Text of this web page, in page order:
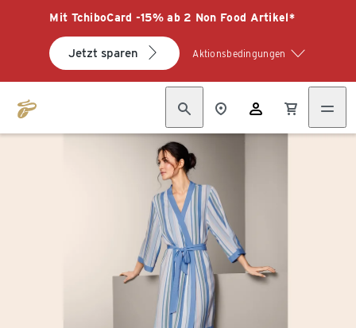
Mit TchiboCard -15% ab 2 Non Food Artikel*
Jetzt sparen Aktionsbedingungen